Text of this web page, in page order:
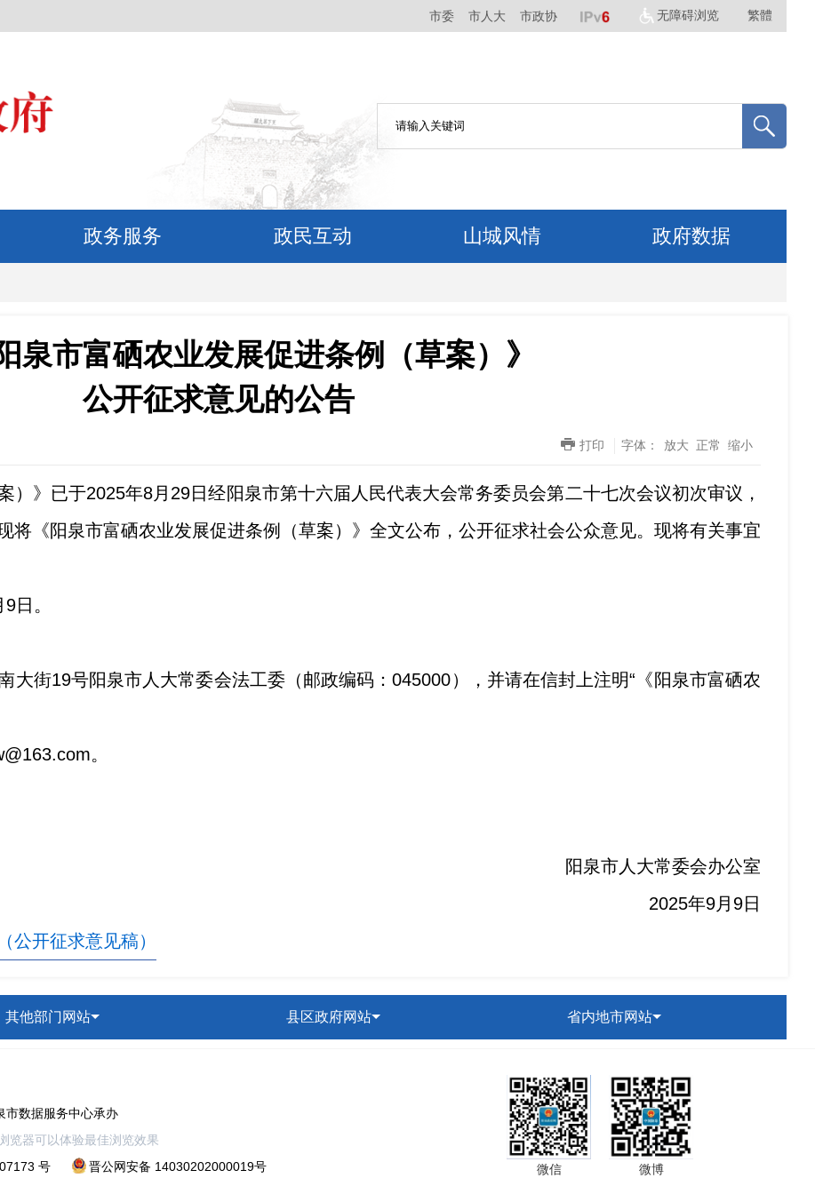
市委 市人大 市政协 无障碍浏览 繁體
政务服务 政民互动 山城风情 政府数据
泉市富硒农业发展促进条例（草案）》
公开征求意见的公告
打印 字体： 放大 正常 缩小
案）》已于2025年8月 29日经阳泉市第十六届人民代表大会常务委员会第二十七次会议初次审议，
将《阳泉市富硒农业发展促进条例
（草案）》全文公布，公开征求社会公众意见。现将有关事宜
9日。
大街19号阳泉市人大常委会法工委（邮政编码：045000），并请在信封上注明“ 《阳泉市富硒农
163.com。
阳泉市人大常委会办公室
2025年9月 9日
公开征求意见稿）
其他部门网站 县区政府网站 省内地市网站
市数据服务中心承办
览器可以体验最佳浏览效果
号 晋公网安备 14030202000019号 微信 微博